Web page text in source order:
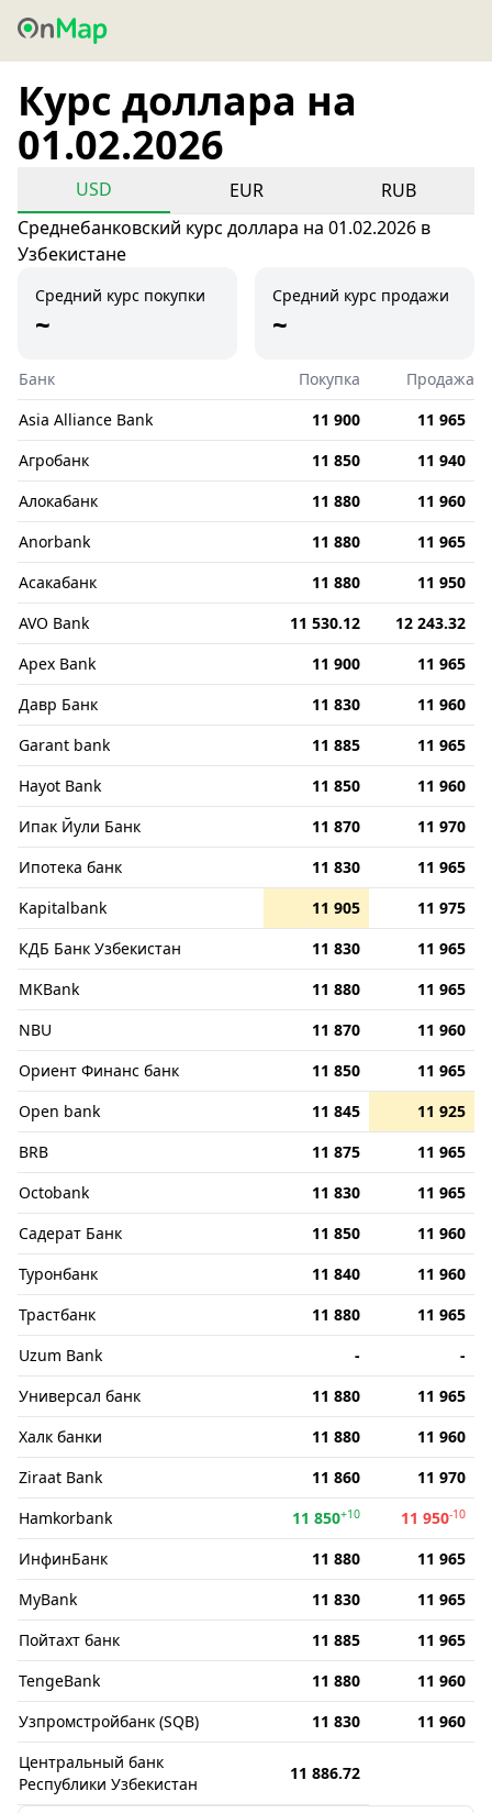
Курс доллара на
01.02.2026
USD EUR
RUB
Среднебанковский курс доллара на 01.02.2026 в
Узбекистане
Средний курс покупки
~
Средний курс продажи
~
Банк Покупка
Продажа
Asia Alliance Bank
11 900
11 965
Агробанк
11 850
11 940
Алокабанк
11 880
11 960
Anorbank
11 880
11 965
Асакабанк
11 880
11 950
AVO Bank
11 530.12
12 243.32
Apex Bank
11 900
11 965
Давр Банк
11 830
11 960
Garant bank
11 885
11 965
Hayot Bank
11 850
11 960
Ипак Йули Банк
11 870
11 970
Ипотека банк
11 830
11 965
Kapitalbank
11 905
11 975
КДБ Банк Узбекистан
11 830
11 965
MKBank
11 880
11 965
NBU
11 870
11 960
Ориент Финанс банк
11 850
11 965
Open bank
11 845
11 925
BRB
11 875
11 965
Octobank
11 830
11 965
Садерат Банк
11 850
11 960
Туронбанк
11 840
11 960
Трастбанк
11 880
11 965
Uzum Bank
-
-
Универсал банк
11 880
11 965
Халк банки
11 880
11 960
Ziraat Bank
11 860
11 970
Hamkorbank
11 850+10 11 950-10
ИнфинБанк 11 880
11 965
MyBank
11 830
11 965
Пойтахт банк
11 885
11 965
TengeBank
11 880
11 960
Узпромстройбанк (SQB)
11 830
11 960
Центральный банк
Республики Узбекистан
11 886.72